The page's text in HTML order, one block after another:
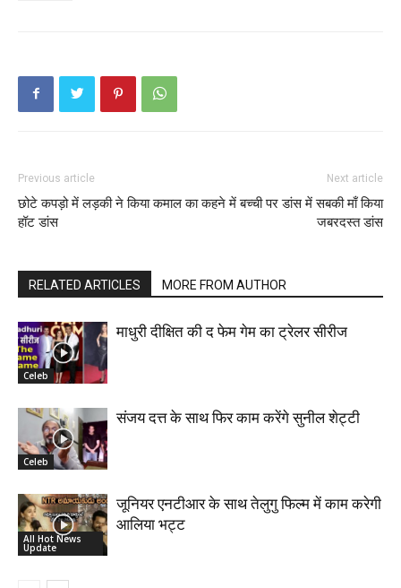
Previous article
छोटे कपड़ो में लड़की ने किया कमाल का
हॉट डांस
Next article
कहने में बच्ची पर डांस में सबकी माँ किया
जबरदस्त डांस
RELATED ARTICLES MORE FROM AUTHOR
Celeb
माधुरी दीक्षित की द फेम गेम का ट्रेलर सीरीज
Celeb
संजय दत्त के साथ फिर काम करेंगे सुनील शेट्टी
All Hot News
Update
जूनियर एनटीआर के साथ तेलुगु फिल्म में काम करेगी
आलिया भट्ट